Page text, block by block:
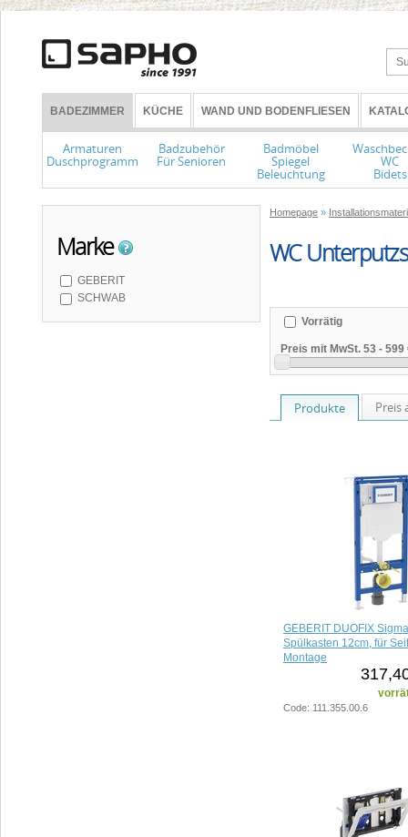
BADEZIMMER KÜCHE WAND UND BODENFLIESEN
Armaturen
Duschprogramm
Badzubehör
Für Senioren
Badmöbel
Spiegel
Beleuchtung
WC
Bidets
Homepage »
WC
Marke
GEBERIT
SCHWAB
Vorrätig
Preis mit MwSt. 53 - 599
Produkte Preis
GEBERIT DUOFIX
Spülkasten 12cm, für
Montage
Code: 111.355.00.6